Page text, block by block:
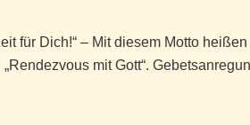
für Dich!“ – Mit diesem Motto
mit Gott“.